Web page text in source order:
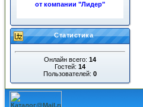
от компании "Лидер"
Ночные пожары в центре
Статистика
Онлайн всего: 14
Гостей: 14
Пользователей: 0